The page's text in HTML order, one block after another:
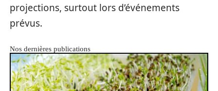
projections, surtout lors d’événements
prévus.
Nos dernières publications